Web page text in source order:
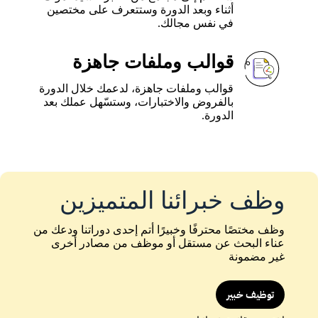
أثناء وبعد الدورة وستتعرف على مختصين
في نفس مجالك.
قوالب وملفات جاهزة
قوالب وملفات جاهزة، لدعمك خلال الدورة
بالفروض والاختبارات، وستسّهل عملك بعد
الدورة.
وظف خبرائنا المتميزين
وظف مختصًا محترفًا وخبيرًا أتم إحدى دوراتنا ودعك من
عناء البحث عن مستقل أو موظف من مصادر أخرى
غير مضمونة
توظيف خبير